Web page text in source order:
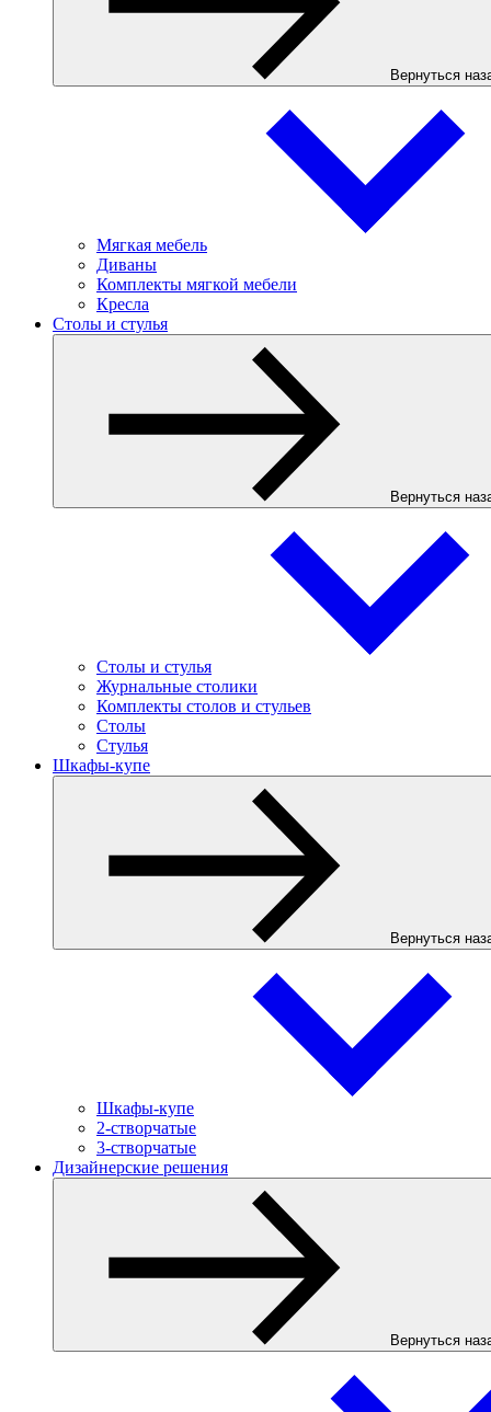
Вернуться
Мягкая мебель
Диваны
Комплекты мягкой мебели
Кресла
Столы и стулья
Вернуться
Столы и стулья
Журнальные столики
Комплекты столов и стульев
Столы
Стулья
Шкафы-купе
Вернуться
Шкафы-купе
2-створчатые
3-створчатые
Дизайнерские решения
Вернуться